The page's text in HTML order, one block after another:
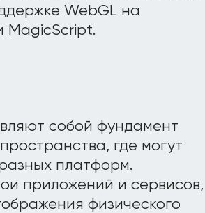
WebGL на
MagicScript.
собой фундамент
где могут
платформ.
приложений и сервисов,
физического